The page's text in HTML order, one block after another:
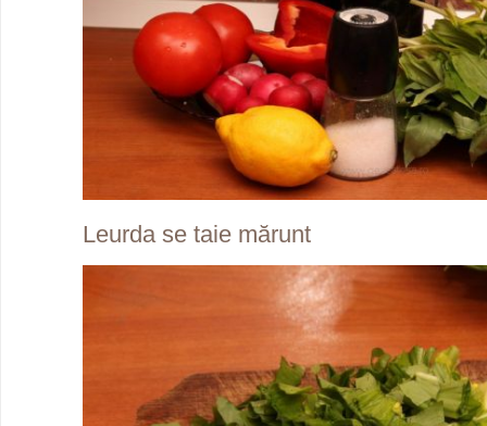
Leurda se taie mărunt